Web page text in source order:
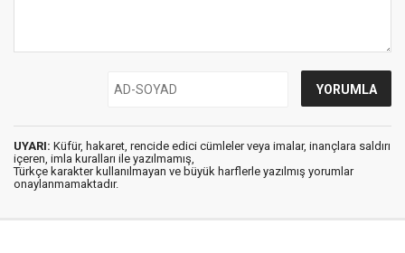
UYARI: Küfür, hakaret, rencide edici cümleler veya imalar, inançlara saldırı
içeren, imla kuralları ile yazılmamış,
Türkçe karakter kullanılmayan ve büyük harflerle yazılmış yorumlar
onaylanmamaktadır.